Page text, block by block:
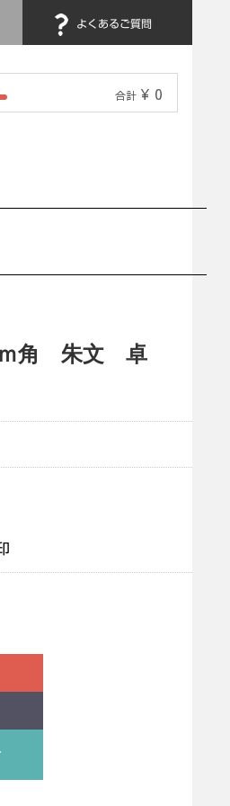
よくあるご質問
合計 ¥ 0
ｍ角 朱文 卓